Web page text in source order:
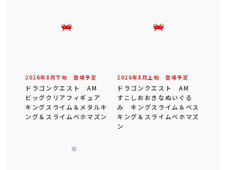
2026年8 月下旬 登場予定
ドラゴンクエスト AM
ビッグクリアフィギュア
キングスライム＆メタルキ
ング＆スライムベホマズン
2026年8 月 上旬 登場予定
ドラゴンクエスト AM
すこしおおきなぬいぐる
み キングスライム＆ベス
キング＆スライムベホマズ
ン